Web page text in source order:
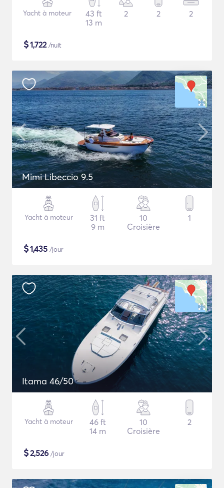
Yacht à moteur
43 ft
13 m
2 2 2
$1,722/nuit
Mimi Libeccio 9.5
Yacht à moteur
31 ft
9 m
10
Croisière
1
$1,435 /jour
Itama 46/50
Yacht à moteur
46 ft
14 m
10
Croisière
2
$2,526 /jour